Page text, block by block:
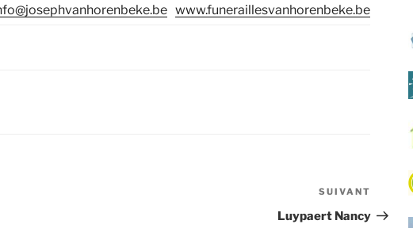
www.funeraillesvanhorenbeke.be
Article
suivant
SUIVANT
Luypaert Nancy